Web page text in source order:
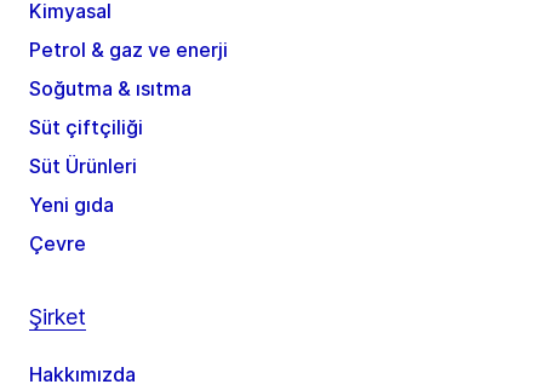
Kimyasal
Petrol & gaz ve enerji
Soğutma & ısıtma
Süt çiftçiliği
Süt Ürünleri
Yeni gıda
Çevre
Şirket
Hakkımızda